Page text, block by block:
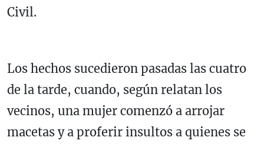
Civil.
Los hechos sucedieron pasadas las cuatro
de la tarde, cuando, según relatan los
vecinos, una mujer comenzó a arrojar
macetas y a proferir insultos a quienes se